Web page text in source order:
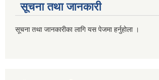
सूचना तथा जानकारी
सूचना तथा जानकारीका लागि यस पेजमा हर्नुहोला ।